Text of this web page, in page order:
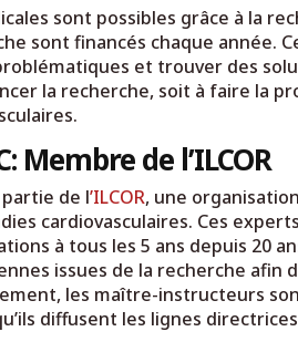
sont possibles grâce à la
sont financés chaque année.
et trouver des
la recherche, soit à faire la
Membre de l’ILCOR
partie de l’ILCOR, une
cardiovasculaires. Ces
à tous les 5 ans depuis 20
issues de la recherche afin
les maître-instructeurs
diffusent les lignes